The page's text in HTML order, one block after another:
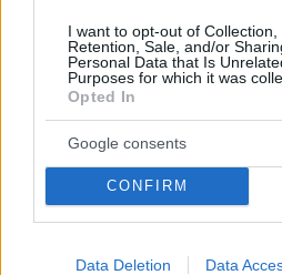
I want to opt-out of Collection,
Retention, Sale, and/or
Personal Data that Is
Purposes for which it was
Opted In
Google consents
CONFIRM
Data Deletion Data
Το DEI College παρουσιάζει τη
βοηθό AI που αλλάζει τον τρόπο
φοιτητές
30.07.2026, 09:33
03.08.2026, 10:56